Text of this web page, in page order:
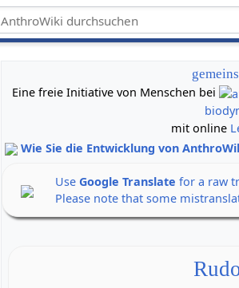
Eine freie Initiative von Menschen bei
mit online
Wie Sie die Entwicklung von
UseGoogle Translate for a raw
Please note that some